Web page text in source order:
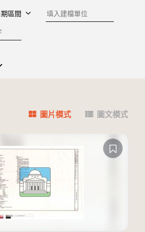
期區間
建檔單位
圖片模式 圖文模式